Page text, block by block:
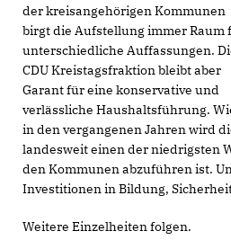
der kreisangehörigen Kommunen
birgt die Aufstellung immer Raum
unterschiedliche Auffassungen.
CDU Kreistagsfraktion bleibt aber
Garant für eine konservative und
verlässliche Haushaltsführung.
in den vergangenen Jahren wird
landesweit einen der niedrigsten
den Kommunen abzuführen ist.
Investitionen in Bildung,
Weitere Einzelheiten folgen.